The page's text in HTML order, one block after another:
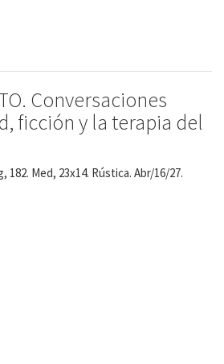
Conversaciones
ficción y la terapia del
182. Med, 23x14. Rústica. Abr/16/27.